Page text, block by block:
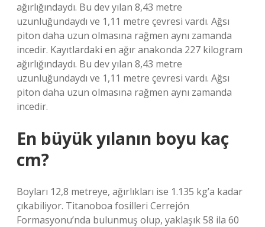
ağırlığındaydı. Bu dev yılan 8,43 metre
uzunluğundaydı ve 1,11 metre çevresi vardı. Ağsı
piton daha uzun olmasına rağmen aynı zamanda
incedir. Kayıtlardaki en ağır anakonda 227 kilogram
ağırlığındaydı. Bu dev yılan 8,43 metre
uzunluğundaydı ve 1,11 metre çevresi vardı. Ağsı
piton daha uzun olmasına rağmen aynı zamanda
incedir.
En büyük yılanın boyu kaç
cm?
Boyları 12,8 metreye, ağırlıkları ise 1.135 kg’a kadar
çıkabiliyor. Titanoboa fosilleri Cerrejón
Formasyonu’nda bulunmuş olup, yaklaşık 58 ila 60